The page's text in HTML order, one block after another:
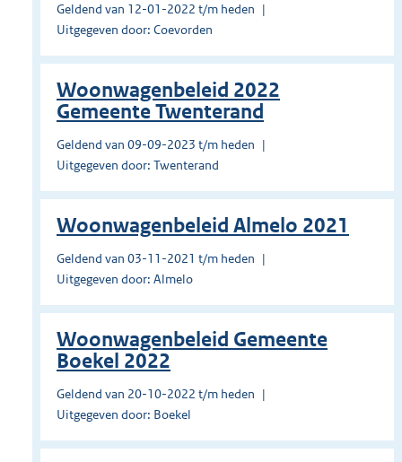
Geldend van 12-01-2022 t/m heden
Uitgegeven door: Coevorden
Woonwagenbeleid 2022
Gemeente Twenterand
Geldend van 09-09-2023 t/m heden
Uitgegeven door: Twenterand
Woonwagenbeleid Almelo 2021
Geldend van 03-11-2021 t/m heden
Uitgegeven door: Almelo
Woonwagenbeleid Gemeente
Boekel 2022
Geldend van 20-10-2022 t/m heden
Uitgegeven door: Boekel